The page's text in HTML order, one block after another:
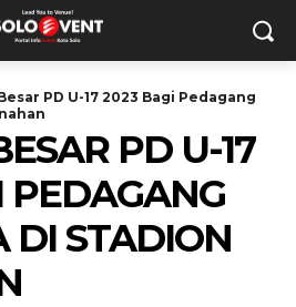
PD U-17 2023 Bagi Pedagang
PD U-17
PEDAGANG
DI STADION